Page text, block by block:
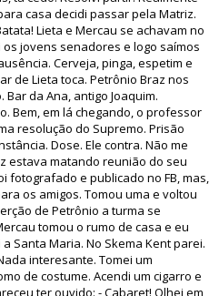
casa decidi passar pela Matriz.
Lieta e Mercau se achavam no
jovens senadores e logo saímos
Cerveja, pinga, espetim e
de Lieta toca. Petrônio Braz nos
da Ana, antigo Joaquim.
Bem, em lá chegando, o professor
resolução do Supremo. Prisão
Dose. Ele contra. Não me
estava matando reunião do seu
fotografado e publicado no FB, mas,
os amigos. Tomou uma e voltou
de Petrônio a turma se
tomou o rumo de casa e eu
Santa Maria. No Skema Kent parei.
interesante. Tomei um
de costume. Acendi um cigarro e
ter ouvido: - Cabaret! Olhei em